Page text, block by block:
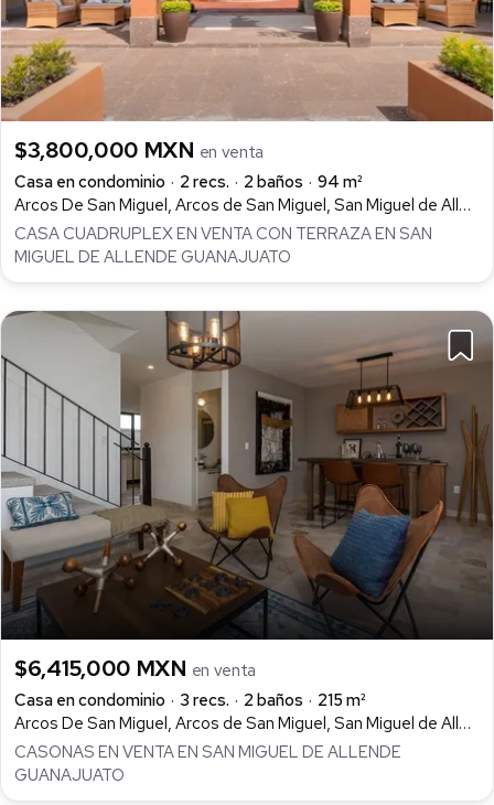
$3,800,000 MXN en venta
Casa en condominio
2 recs. 2 baños
94 m²
Arcos De San Miguel, Arcos de San Miguel, San Miguel de Allende
CASA CUADRUPLEX EN VENTA CON TERRAZA EN SAN
MIGUEL DE ALLENDE GUANAJUATO
$6,415,000 MXN en venta
Casa en condominio
3 recs. 2 baños
215 m²
Arcos De San Miguel, Arcos de San Miguel, San Miguel de Allende
CASONAS EN VENTA EN SAN MIGUEL DE ALLENDE
GUANAJUATO